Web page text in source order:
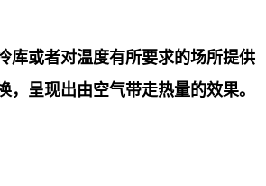
库或者对温度有所要求的场所提供
呈现出由空气带走热量的效果。